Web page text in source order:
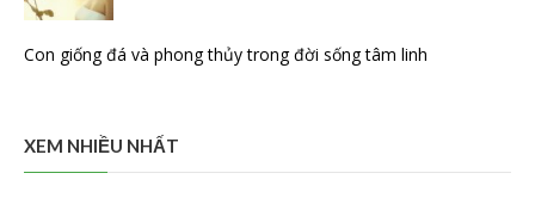
Con giống đá và phong thủy trong đời sống tâm linh
XEM NHIỀU NHẤT